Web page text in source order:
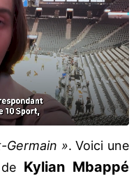
Germain ». Voici une
Kylian Mbappé